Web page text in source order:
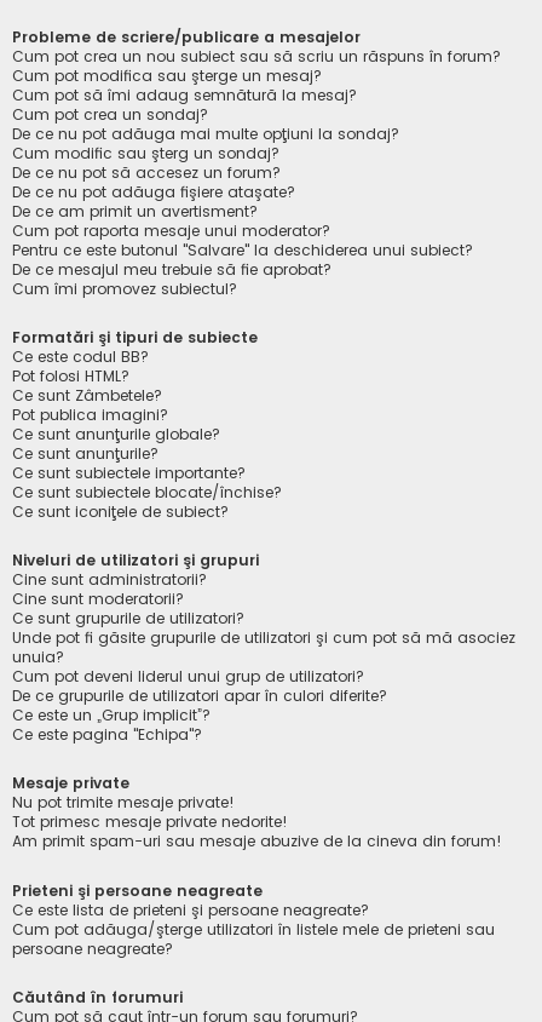
Probleme de scriere/publicare a mesajelor
Cum pot crea un nou subiect sau să scriu un răspuns în forum?
Cum pot modifica sau şterge un mesaj?
Cum pot să îmi adaug semnătură la mesaj?
Cum pot crea un sondaj?
De ce nu pot adăuga mai multe opţiuni la sondaj?
Cum modific sau şterg un sondaj?
De ce nu pot să accesez un forum?
De ce nu pot adăuga fişiere ataşate?
De ce am primit un avertisment?
Cum pot raporta mesaje unui moderator?
Pentru ce este butonul "Salvare" la deschiderea unui subiect?
De ce mesajul meu trebuie să fie aprobat?
Cum îmi promovez subiectul?
Formatări şi tipuri de subiecte
Ce este codul BB?
Pot folosi HTML?
Ce sunt Zâmbetele?
Pot publica imagini?
Ce sunt anunţurile globale?
Ce sunt anunţurile?
Ce sunt subiectele importante?
Ce sunt subiectele blocate/închise?
Ce sunt iconiţele de subiect?
Niveluri de utilizatori şi grupuri
Cine sunt administratorii?
Cine sunt moderatorii?
Ce sunt grupurile de utilizatori?
Unde pot fi găsite grupurile de utilizatori şi cum pot să mă asociez
unuia?
Cum pot deveni liderul unui grup de utilizatori?
De ce grupurile de utilizatori apar în culori diferite?
Ce este un „Grup implicit”?
Ce este pagina "Echipa"?
Mesaje private
Nu pot trimite mesaje private!
Tot primesc mesaje private nedorite!
Am primit spam-uri sau mesaje abuzive de la cineva din forum!
Prieteni şi persoane neagreate
Ce este lista de prieteni şi persoane neagreate?
Cum pot adăuga/şterge utilizatori în listele mele de prieteni sau
persoane neagreate?
Căutând în forumuri
Cum pot să caut într-un forum sau forumuri?